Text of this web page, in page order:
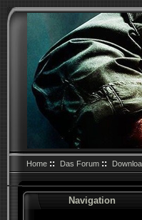
Home :: Das Forum ::
Navigation